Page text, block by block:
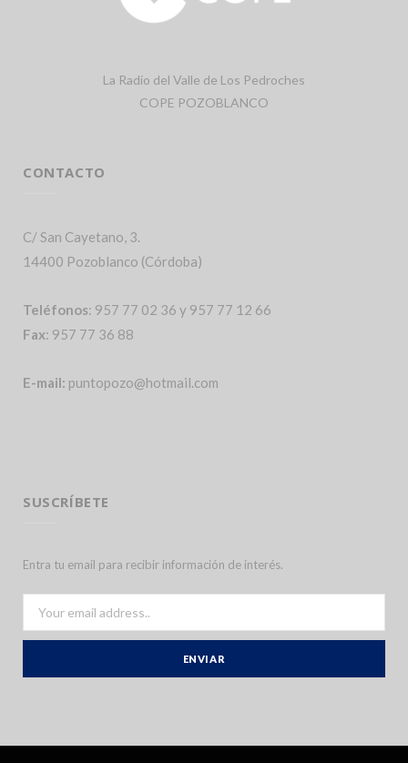
La Radio del Valle de Los Pedroches
COPE POZOBLANCO
CONTACTO
C/ San Cayetano, 3.
14400 Pozoblanco (Córdoba)
Teléfonos: 957 77 02 36 y 957 77 12 66
Fax: 957 77 36 88
E-mail: puntopozo@hotmail.com
SUSCRÍBETE
Entra tu email para recibir información de interés.